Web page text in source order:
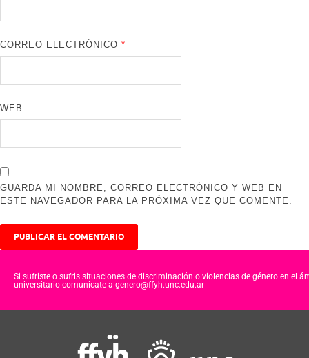
CORREO ELECTRÓNICO*
WEB
GUARDA MI NOMBRE, CORREO ELECTRÓNICO Y WEB EN
ESTE NAVEGADOR PARA LA PRÓXIMA VEZ QUE COMENTE.
Si sufriste o sufris situaciones de discriminación o violencias de género en el
universitario comunicate a genero@ffyh.unc.edu.ar